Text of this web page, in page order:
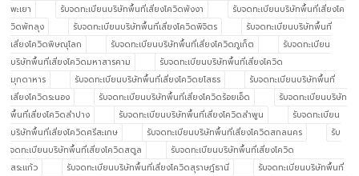
พะเยา
รับจดทะเบียนบริษัทพื้นที่เสี่ยงโควิดพังงา
รับจดทะเบียนบริษัทพื้นที่เสี่ยงโค
วิดพัทลุง
รับจดทะเบียนบริษัทพื้นที่เสี่ยงโควิดพิจิตร
รับจดทะเบียนบริษัทพื้นที่
เสี่ยงโควิดพิษณุโลก
รับจดทะเบียนบริษัทพื้นที่เสี่ยงโควิดภูเก็ต
รับจดทะเบียน
บริษัทพื้นที่เสี่ยงโควิดมหาสารคาม
รับจดทะเบียนบริษัทพื้นที่เสี่ยงโควิด
มุกดาหาร
รับจดทะเบียนบริษัทพื้นที่เสี่ยงโควิดยโสธร
รับจดทะเบียนบริษัทพื้นที่
เสี่ยงโควิดระนอง
รับจดทะเบียนบริษัทพื้นที่เสี่ยงโควิดร้อยเอ็ด
รับจดทะเบียนบริษัท
พื้นที่เสี่ยงโควิดลำปาง
รับจดทะเบียนบริษัทพื้นที่เสี่ยงโควิดลำพูน
รับจดทะเบียน
บริษัทพื้นที่เสี่ยงโควิดศรีสะเกษ
รับจดทะเบียนบริษัทพื้นที่เสี่ยงโควิดสกลนคร
รับ
จดทะเบียนบริษัทพื้นที่เสี่ยงโควิดสตูล
รับจดทะเบียนบริษัทพื้นที่เสี่ยงโควิด
สระแก้ว
รับจดทะเบียนบริษัทพื้นที่เสี่ยงโควิดสุราษฎ์ธานี
รับจดทะเบียนบริษัทพื้นที่